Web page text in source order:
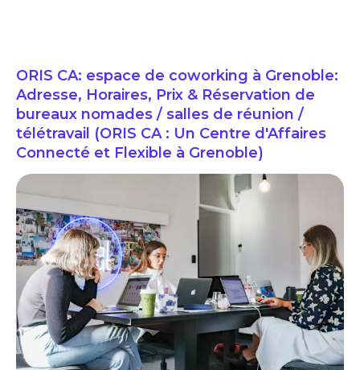
ORIS CA: espace de coworking à Grenoble:
Adresse, Horaires, Prix & Réservation de
bureaux nomades / salles de réunion /
télétravail (ORIS CA : Un Centre d'Affaires
Connecté et Flexible à Grenoble)